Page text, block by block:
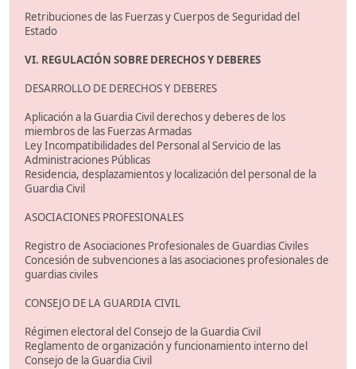
Retribuciones de las Fuerzas y Cuerpos de Seguridad del
Estado
VI. REGULACIÓN SOBRE DERECHOS Y DEBERES
DESARROLLO DE DERECHOS Y DEBERES
Aplicación a la Guardia Civil derechos y deberes de los
miembros de las Fuerzas Armadas
Ley Incompatibilidades del Personal al Servicio de las
Administraciones Públicas
Residencia, desplazamientos y localización del personal de la
Guardia Civil
ASOCIACIONES PROFESIONALES
Registro de Asociaciones Profesionales de Guardias Civiles
Concesión de subvenciones a las asociaciones profesionales de
guardias civiles
CONSEJO DE LA GUARDIA CIVIL
Régimen electoral del Consejo de la Guardia Civil
Reglamento de organización y funcionamiento interno del
Consejo de la Guardia Civil